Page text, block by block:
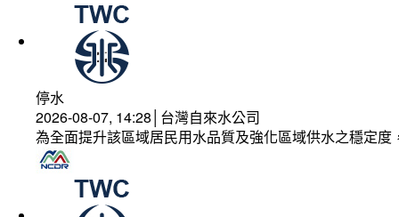
停水
2026-08-07, 14:28│台灣自來水公司
為全面提升該區域居民用水品質及強化區域供水之穩定